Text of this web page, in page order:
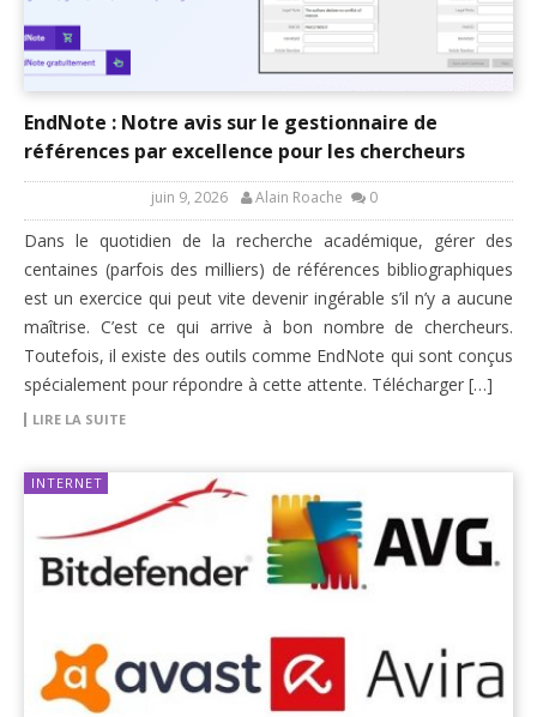
EndNote : Notre avis sur le gestionnaire de
références par excellence pour les chercheurs
juin 9, 2026 Alain Roache 0
Dans le quotidien de la recherche académique, gérer des
centaines (parfois des milliers) de références bibliographiques
est un exercice qui peut vite devenir ingérable s’il n’y a aucune
maîtrise. C’est ce qui arrive à bon nombre de chercheurs.
Toutefois, il existe des outils comme EndNote qui sont conçus
spécialement pour répondre à cette attente. Télécharger […]
LIRE LA SUITE
INTERNET